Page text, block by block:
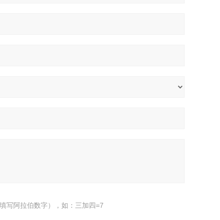
写阿拉伯数字），如：三加四=7